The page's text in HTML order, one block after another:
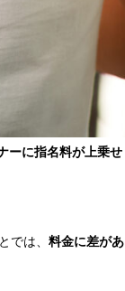
ーに指名料が上乗せ
では、 料金に差があ